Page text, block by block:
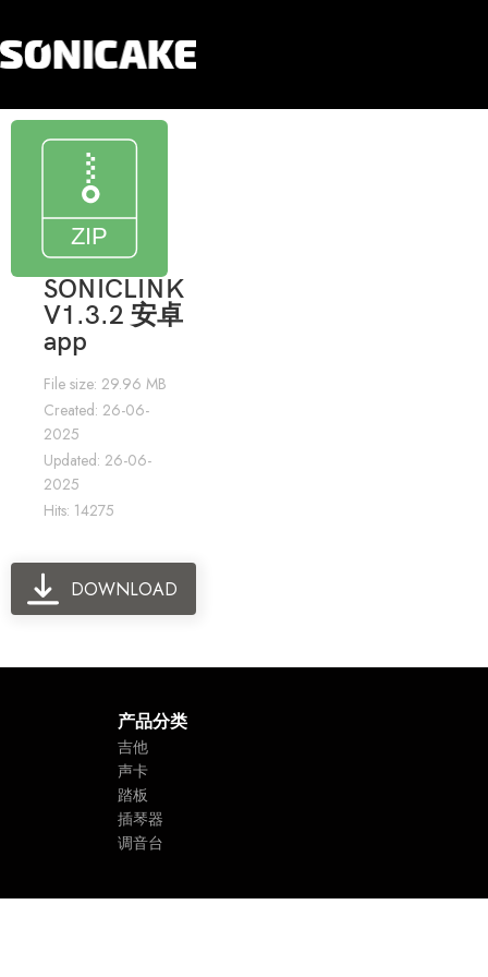
SONICLINK
V1.3.2 安卓
app
File size: 29.96 MB
Created: 26-06-
2025
Updated: 26-06-
2025
Hits: 14275
DOWNLOAD
产品分类
吉他
声卡
踏板
插琴器
调音台